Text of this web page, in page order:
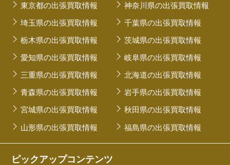
東京都の出張買取情報 神奈川県の出張買取情報
埼玉県の出張買取情報 千葉県の出張買取情報
栃木県の出張買取情報 茨城県の出張買取情報
愛知県の出張買取情報 岐阜県の出張買取情報
三重県の出張買取情報 北海道の出張買取情報
青森県の出張買取情報 岩手県の出張買取情報
宮城県の出張買取情報 秋田県の出張買取情報
山形県の出張買取情報 福島県の出張買取情報
ピックアップコンテンツ